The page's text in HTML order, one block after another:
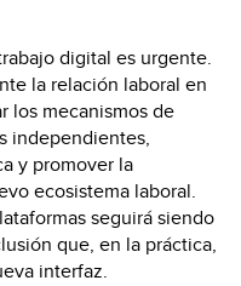
digital es urgente.
la relación laboral en
los mecanismos de
independientes,
y promover la
ecosistema laboral.
seguirá siendo
que, en la práctica,
interfaz.